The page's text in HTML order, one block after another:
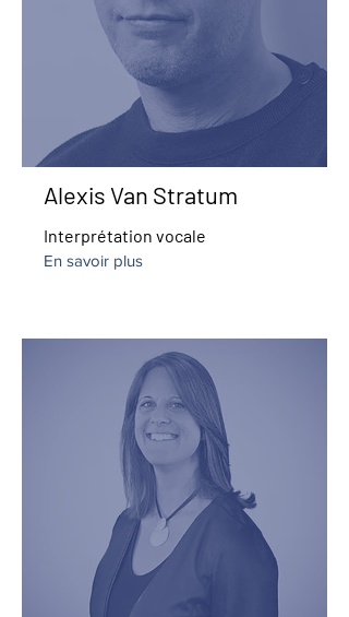
Alexis Van Stratum
Interprétation vocale
En savoir plus